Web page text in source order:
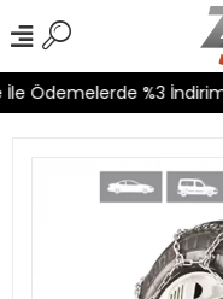
Ödemelerde %3